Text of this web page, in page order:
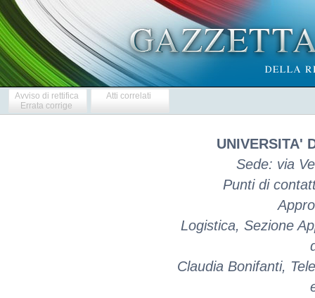
Avviso di rettifica
Errata corrige
Atti correlati
UNIVERSITA'
Sede: via
Punti di
Logistica, Sezione
Claudia Bonifanti,